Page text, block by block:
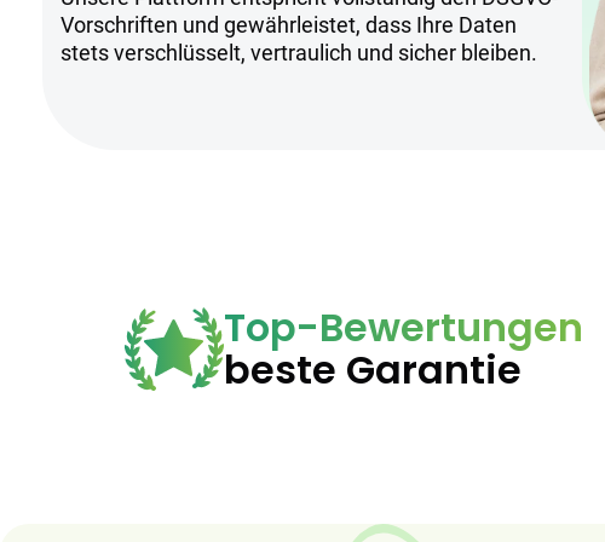
Nicht geeignet für Personen unter 18 Jahren.
Vorschriften und gewährleistet, dass Ihre Daten
stets verschlüsselt, vertraulich und sicher bleiben.
Top-Bewertungen
beste Garantie